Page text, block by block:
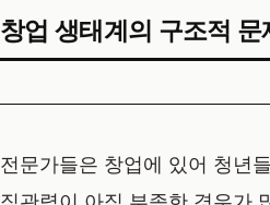
창업 생태계의 구조적
전문가들은 창업에 있어 청년